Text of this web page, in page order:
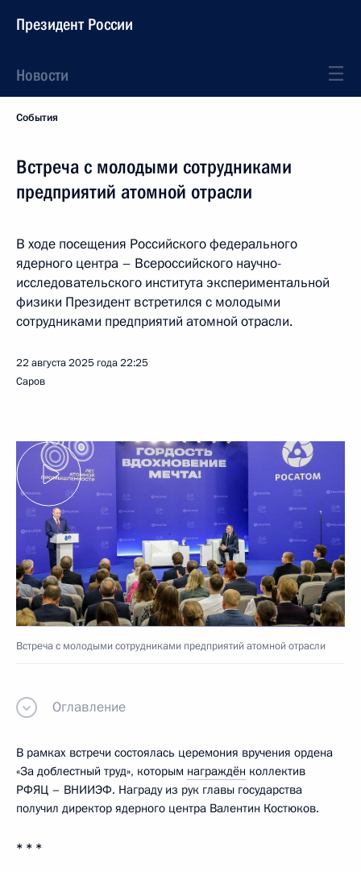
Президент России
Новости
События
Встреча с молодыми сотрудниками
предприятий атомной отрасли
В ходе посещения Российского федерального
ядерного центра – Всероссийского научно-
исследовательского института экспериментальной
физики Президент встретился с молодыми
сотрудниками предприятий атомной отрасли.
22 августа 2025 года22:25
Саров
Встреча с молодыми сотрудниками предприятий атомной отрасли
Оглавление
В рамках встречи состоялась церемония вручения ордена
«За доблестный труд», которым награждён коллектив
РФЯЦ – ВНИИЭФ. Награду из рук главы государства
получил директор ядерного центра Валентин Костюков.
* * *